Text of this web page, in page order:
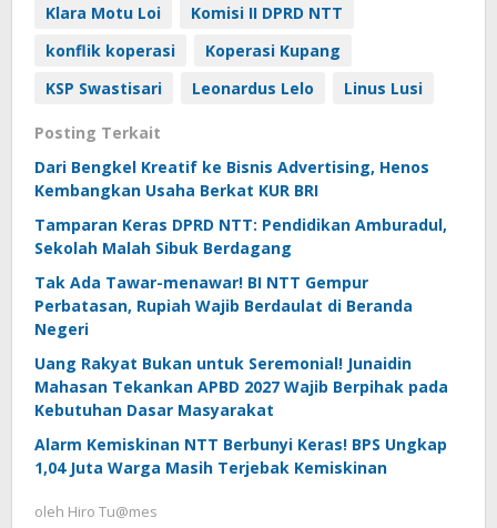
Klara Motu Loi
Komisi II DPRD NTT
konflik koperasi
Koperasi Kupang
KSP Swastisari
Leonardus Lelo Linus Lusi
Posting Terkait
Dari Bengkel Kreatif ke Bisnis Advertising, Henos
Kembangkan Usaha Berkat KUR BRI
Tamparan Keras DPRD NTT: Pendidikan Amburadul,
Sekolah Malah Sibuk Berdagang
Tak Ada Tawar-menawar! BI NTT Gempur
Perbatasan, Rupiah Wajib Berdaulat di Beranda
Negeri
Uang Rakyat Bukan untuk Seremonial! Junaidin
Mahasan Tekankan APBD 2027 Wajib Berpihak pada
Kebutuhan Dasar Masyarakat
Alarm Kemiskinan NTT Berbunyi Keras! BPS Ungkap
1,04 Juta Warga Masih Terjebak Kemiskinan
oleh Hiro Tu@mes